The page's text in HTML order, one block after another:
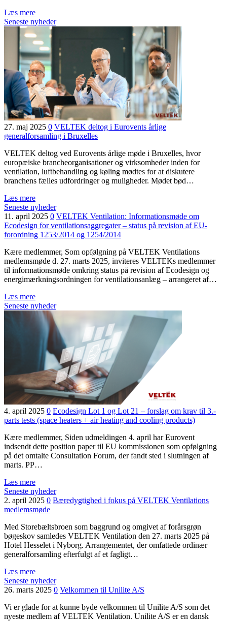
Læs mere
Seneste nyheder
27. maj 2025 0 VELTEK deltog i Eurovents årlige
generalforsamling i Bruxelles
VELTEK deltog ved Eurovents årlige møde i Bruxelles, hvor
europæiske brancheorganisationer og virksomheder inden for
ventilation, luftbehandling og køling mødtes for at diskutere
branchens fælles udfordringer og muligheder. Mødet bød…
Læs mere
Seneste nyheder
11. april 2025 0 VELTEK Ventilation: Informationsmøde om
Ecodesign for ventilationsaggregater – status på revision af EU-
forordning 1253/2014 og 1254/2014
Kære medlemmer, Som opfølgning på VELTEK Ventilations
medlemsmøde d. 27. marts 2025, inviteres VELTEKs medlemmer
til informationsmøde omkring status på revision af Ecodesign og
energimærkningsordningen for ventilationsanlæg – arrangeret af…
Læs mere
Seneste nyheder
4. april 2025 0 Ecodesign Lot 1 og Lot 21 – forslag om krav til 3.-
parts tests (space heaters + air heating and cooling products)
Kære medlemmer, Siden udmeldingen 4. april har Eurovent
indsendt dette position paper til EU kommissionen som opfølgning
på det omtalte Consultation Forum, der fandt sted i slutningen af
marts. PP…
Læs mere
Seneste nyheder
2. april 2025 0 Bæredygtighed i fokus på VELTEK Ventilations
medlemsmøde
Med Storebæltsbroen som baggrund og omgivet af forårsgrøn
bøgeskov samledes VELTEK Ventilation den 27. marts 2025 på
Hotel Hesselet i Nyborg. Arrangementet, der omfattede ordinær
generalforsamling efterfulgt af et fagligt…
Læs mere
Seneste nyheder
26. marts 2025 0 Velkommen til Unilite A/S
Vi er glade for at kunne byde velkommen til Unilite A/S som det
nyeste medlem af VELTEK Ventilation. Unilite A/S er en dansk